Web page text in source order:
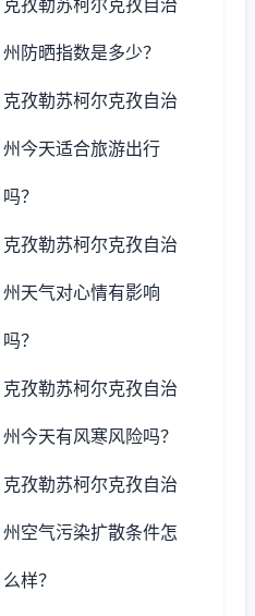
克孜勒苏柯尔克孜自治
州防晒指数是多少？
克孜勒苏柯尔克孜自治
州今天适合旅游出行
吗？
克孜勒苏柯尔克孜自治
州天气对心情有影响
吗？
克孜勒苏柯尔克孜自治
州今天有风寒风险吗？
克孜勒苏柯尔克孜自治
州空气污染扩散条件怎
么样？